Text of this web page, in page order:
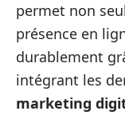
permet non
présence en
durablement
intégrant les
marketing